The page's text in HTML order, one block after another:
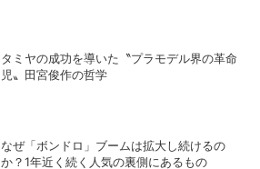
タミヤの成功を導いた〝プラモデル界の革命
児〟田宮俊作の哲学
なぜ「ボンドロ」ブームは拡大し続けるの
か？1年近く続く人気の裏側にあるもの